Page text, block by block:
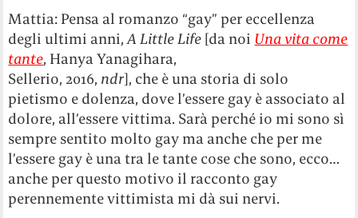
Mattia: Pensa al romanzo “gay” per eccellenza
degli ultimi anni,A Little Life [da noi Una vita come
tante, Hanya Yanagihara,
Sellerio, 2016, ndr], che è una storia di solo
pietismo e dolenza, dove l’essere gay è associato al
dolore, all’essere vittima. Sarà perché io mi sono sì
sempre sentito molto gay ma anche che per me
l’essere gay è una tra le tante cose che sono, ecco…
anche per questo motivo il racconto gay
perennemente vittimista mi dà sui nervi.